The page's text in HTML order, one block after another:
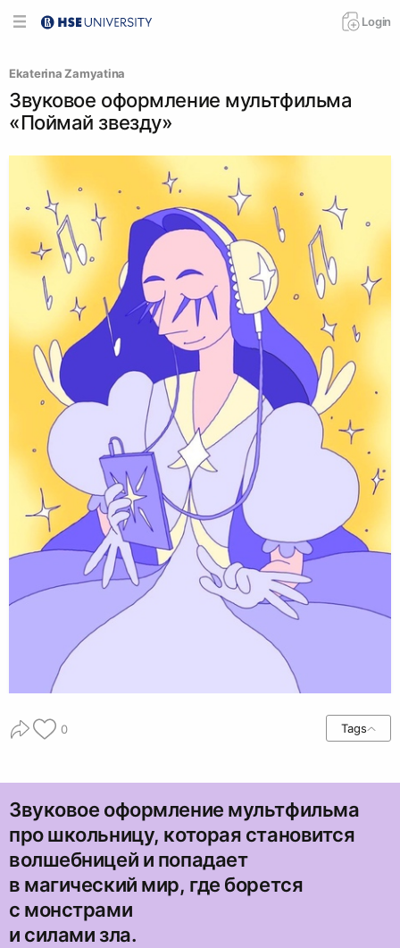
Login
Ekaterina Zamyatina
Звуковое оформление мультфильма
«Поймай звезду»
0 Tags
Звуковое оформление мультфильма
про школьницу, которая становится
волшебницей и попадает
в магический мир, где борется
с монстрами
и силами зла.